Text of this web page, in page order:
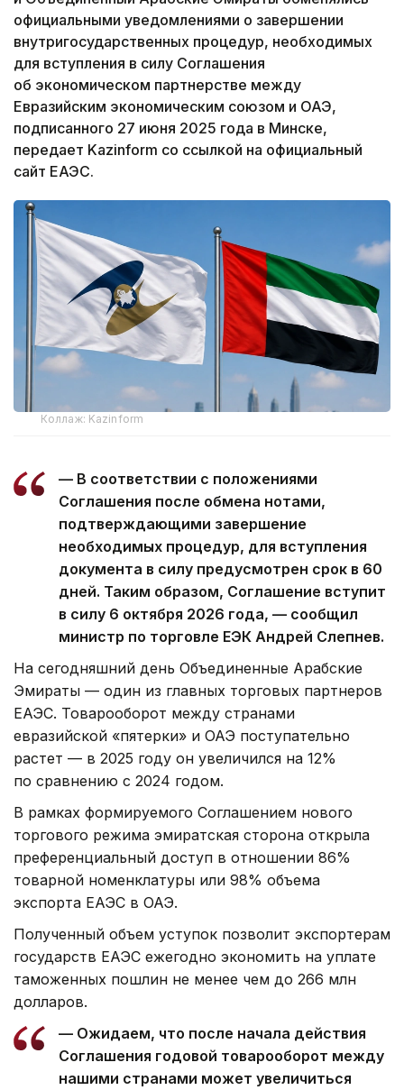
официальными уведомлениями о завершении
внутригосударственных процедур, необходимых
для вступления в силу Соглашения
об экономическом партнерстве между
Евразийским экономическим союзом и ОАЭ,
подписанного 27 июня 2025 года в Минске,
передает Kazinform со ссылкой на официальный
сайт ЕАЭС.
Коллаж: Kazinform
— В соответствии с положениями
Соглашения после обмена нотами,
подтверждающими завершение
необходимых процедур, для вступления
документа в силу предусмотрен срок в 60
дней. Таким образом, Соглашение вступит
в силу 6 октября 2026 года, — сообщил
министр по торговле ЕЭК Андрей Слепнев.
На сегодняшний день Объединенные Арабские
Эмираты — один из главных торговых партнеров
ЕАЭС. Товарооборот между странами
евразийской «пятерки» и ОАЭ поступательно
растет — в 2025 году он увеличился на 12%
по сравнению с 2024 годом.
В рамках формируемого Соглашением нового
торгового режима эмиратская сторона открыла
преференциальный доступ в отношении 86%
товарной номенклатуры или 98% объема
экспорта ЕАЭС в ОАЭ.
Полученный объем уступок позволит экспортерам
государств ЕАЭС ежегодно экономить на уплате
таможенных пошлин не менее чем до 266 млн
долларов.
— Ожидаем, что после начала действия
Соглашения годовой товарооборот между
нашими странами может увеличиться